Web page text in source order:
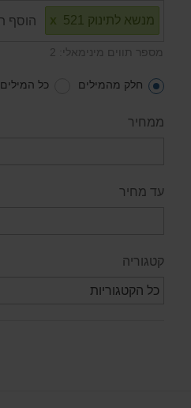
מנשא לתינוק 521 x
מספר תווים מינימאלי: 2
חלק מהמילים כל המילים
ממחיר
עד מחיר
קטגוריה